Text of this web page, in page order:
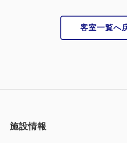
客室一覧へ
施設情報